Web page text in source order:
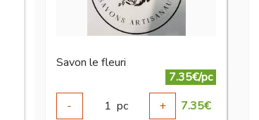
Savon le fleuri
7.35€/pc
-
1 pc + 7.35€